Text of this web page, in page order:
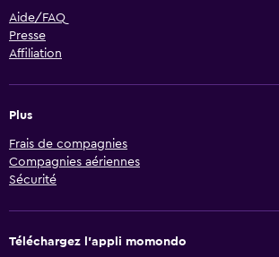
Aide/FAQ
Presse
Affiliation
Plus
Frais de compagnies
Compagnies aériennes
Sécurité
Téléchargez l’appli momondo